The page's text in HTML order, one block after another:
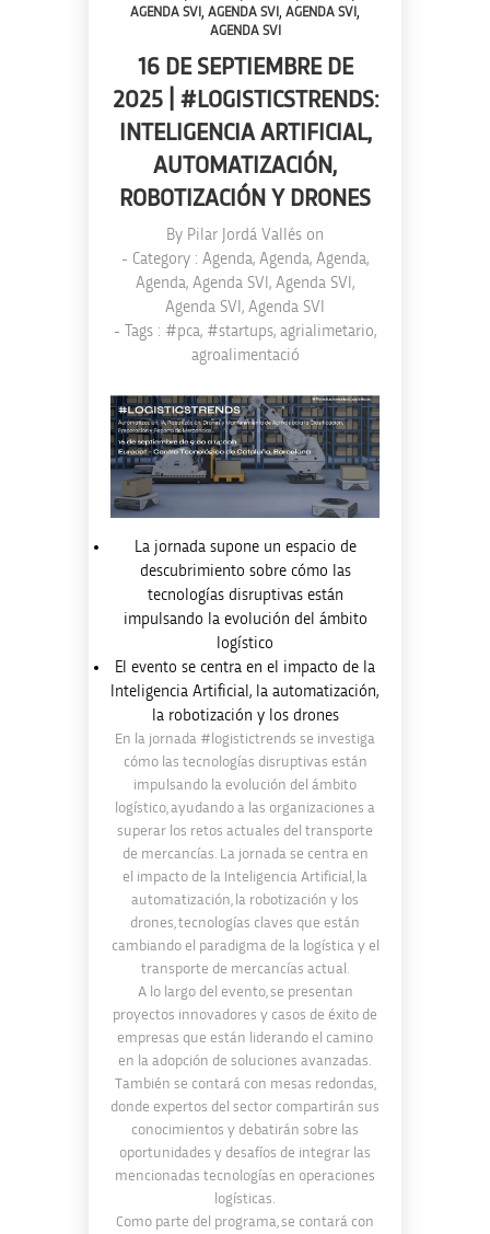
AGENDA SVI , AGENDA SVI , AGENDA SVI ,
AGENDA SVI
16 DE SEPTIEMBRE DE
2025 | #LOGISTICSTRENDS:
INTELIGENCIA ARTIFICIAL,
AUTOMATIZACIÓN,
ROBOTIZACIÓN Y DRONES
By Pilar Jordá Vallés on
- Category : Agenda, Agenda, Agenda,
Agenda, Agenda SVI , Agenda SVI ,
Agenda SVI , Agenda SVI
- Tags : #pca, #startups, agrialimetario,
agroalimentació
La jornada supone un espacio de
descubrimiento sobre cómo las
tecnologías disruptivas están
impulsando la evolución del ámbito
logístico
El evento se centra en el impacto de la
Inteligencia Artificial, la automatización,
la robotización y los drones
En la jornada #logistictrends se investiga
cómo las tecnologías disruptivas están
impulsando la evolución del ámbito
logístico, ayudando a las organizaciones a
superar los retos actuales del transporte
de mercancías. La jornada se centra en
el impacto de la Inteligencia Artificial, la
automatización, la robotización y los
drones, tecnologías claves que están
cambiando el paradigma de la logística y el
transporte de mercancías actual.
A lo largo del evento, se presentan
proyectos innovadores y casos de éxito de
empresas que están liderando el camino
en la adopción de soluciones avanzadas.
También se contará con mesas redondas,
donde expertos del sector compartirán sus
conocimientos y debatirán sobre las
oportunidades y desafíos de integrar las
mencionadas tecnologías en operaciones
logísticas.
Como parte del programa, se contará con